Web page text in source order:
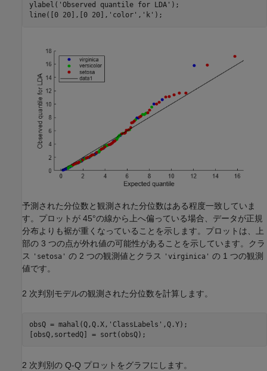
ylabel( 'Observed quantile for LDA' );
line([0 20],[0 20], 'color' , 'k' );
予測された分位数と観測された分位数はある程度一致していま
す。プロットが 45°の線から上へ偏っている場合、データが正規
分布よりも裾が重くなっていることを示します。プロットは、上
部の 3 つの点が外れ値の可能性があることを示しています。クラ
ス
'setosa' の 2 つの観測値とクラス 'virginica' の 1 つの観測
値です。
2 次判別モデルの観測された分位数を計算します。
obsQ = mahal(Q,Q.X, 'ClassLabels' ,Q.Y);
[obsQ,sortedQ] = sort(obsQ);
2 次判別の Q-Q プロットをグラフにします。